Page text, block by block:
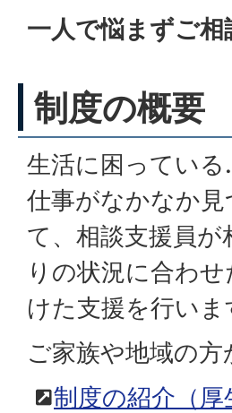
一人で悩まずご相
制度の概要
生活に困ってい
仕事がなかなか
て、相談支援員
りの状況に合わ
けた支援を行いま
ご家族や地域の
制度の紹介（